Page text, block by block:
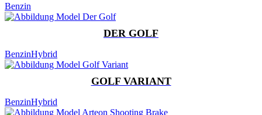
Benzin
DER GOLF
BenzinHybrid
GOLF VARIANT
BenzinHybrid